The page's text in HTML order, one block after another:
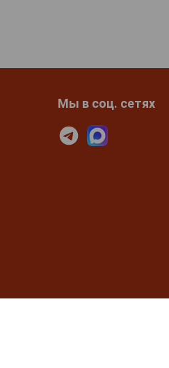
Мы в соц. сетях